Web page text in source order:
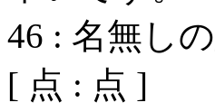
46 : 名無し
[ 点 : 点 ]